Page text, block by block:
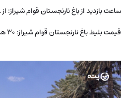
ساعت بازدید از باغ نارنجستان قوام شیراز: از ۸ صبح تا ۸ شب
قیمت بلیط باغ نارنجستان قوام شیراز: ۳۰ هزار تومان